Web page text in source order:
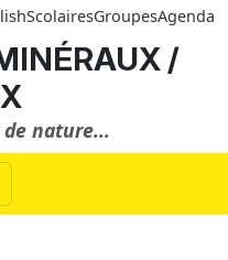
ScolairesGroupesAgenda
/
nature...